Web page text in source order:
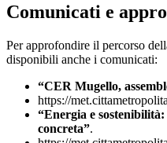
Comunicati e
Per approfondire il percorso
disponibili anche i comunicati:
“CER Mugello,
https://
“Energia e
concreta”.